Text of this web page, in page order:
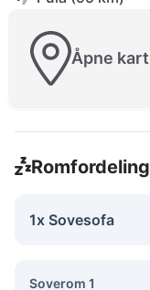
Åpne kart
Romfordeling
1x Sovesofa
Soverom 1